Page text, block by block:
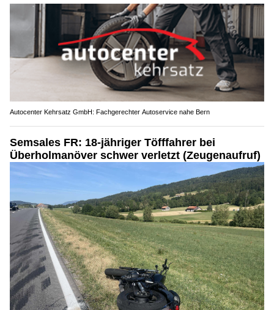
Autocenter Kehrsatz GmbH: Fachgerechter Autoservice nahe Bern
Semsales FR: 18-jähriger Töfffahrer bei
Überholmanöver schwer verletzt (Zeugenaufruf)